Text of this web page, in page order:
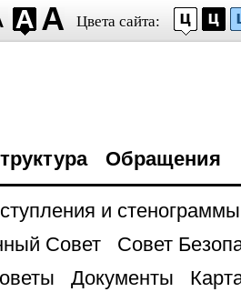
Цвета сайта:
Обращения
и стенограммы
Совет
Совет
Документы